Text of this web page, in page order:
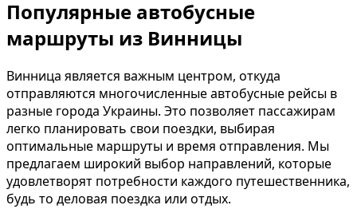
Популярные автобусные
маршруты из Винницы
Винница является важным центром, откуда
отправляются многочисленные автобусные рейсы в
разные города Украины. Это позволяет пассажирам
легко планировать свои поездки, выбирая
оптимальные маршруты и время отправления. Мы
предлагаем широкий выбор направлений, которые
удовлетворят потребности каждого путешественника,
будь то деловая поездка или отдых.